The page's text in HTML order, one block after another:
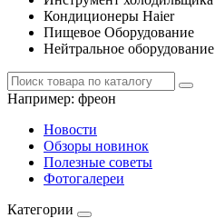
Кондиционеры Haier
Пищевое Оборудование
Нейтральное оборудование
Например: фреон
Новости
Обзоры новинок
Полезные советы
Фотогалереи
Категории